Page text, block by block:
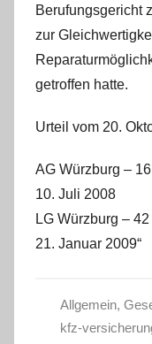
Berufungsgericht
zur
getroffen hatte.
Urteil vom 20.
AG Würzburg –
10. Juli 2008
LG Würzburg –
21. Januar 2009“
Allgemein,
kfz-